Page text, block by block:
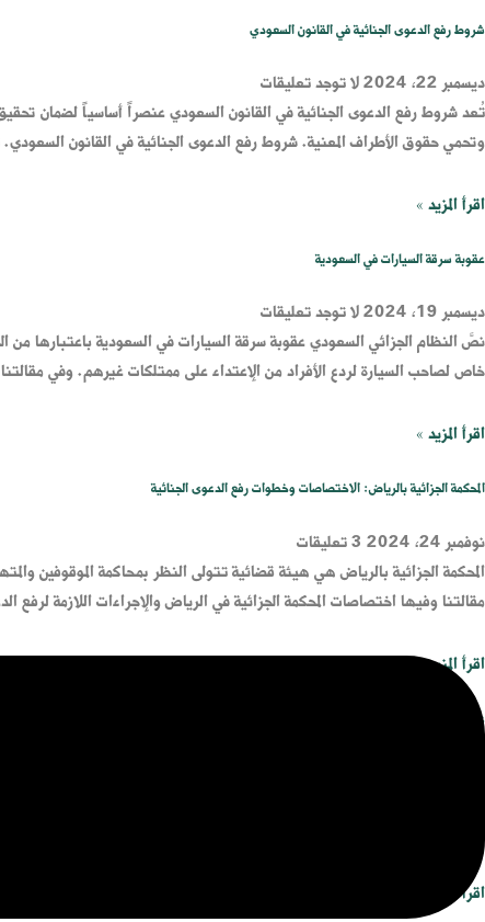
شروط رفع الدعوى الجنائية في القانون السعودي
ديسمبر 22, 2024
لا توجد تعليقات
تُعد شروط رفع الدعوى الجنائية في القانون السعودي عنصراً أساسياً لضمان
وتحمي حقوق الأطراف المعنية. شروط رفع الدعوى الجنائية في القانون السعودي.
اقرأ المزيد »
عقوبة سرقة السيارات في السعودية
ديسمبر 19, 2024
لا توجد تعليقات
نصَّ النظام الجزائي السعودي عقوبة سرقة السيارات في السعودية باعتبارها من
خاص لصاحب السيارة لردع الأفراد من الإعتداء على ممتلكات غيرهم. وفي
اقرأ المزيد »
المحكمة الجزائية بالرياض: الاختصاصات وخطوات رفع الدعوى الجنائية
نوفمبر 24, 2024
3 تعليقات
المحكمة الجزائية بالرياض هي هيئة قضائية تتولى النظر بمحاكمة الموقوفين
مقالتنا وفيها اختصاصات المحكمة الجزائية في الرياض والإجراءات اللازمة لرفع
اقرأ المزيد »
عقوبة الحشيش في السعودية حسب نوع الجريمة
اقرأ المزيد »